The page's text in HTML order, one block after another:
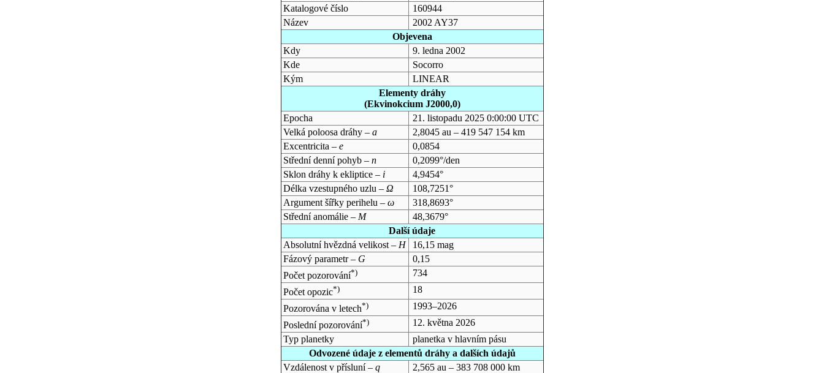
Katalogové číslo
160944
Název
2002 AY37
Objevena
Kdy
9. ledna 2002
Kde
Socorro
Kým
LINEAR
Elementy dráhy
(Ekvinokcium J2000,0)
Epocha
21. listopadu 2025 0:00:00 UTC
Velká poloosa dráhy – a
2,8045 au – 419 547 154 km
Excentricita – e
0,0854
Střední denní pohyb – n
0,2099°/den
Sklon dráhy k ekliptice – i
4,9454°
Délka vzestupného uzlu – Ω
108,7251°
Argument šířky perihelu – ω
318,8693°
Střední anomálie – M
48,3679°
Další údaje
Absolutní hvězdná velikost – H
16,15 mag
Fázový parametr – G
0,15
Počet pozorování*)
734
Počet opozic*)
18
Pozorována v letech*)
1993–2026
Poslední pozorování*)
12. května 2026
Typ planetky
planetka v hlavním pásu
Odvozené údaje z elementů dráhy a dalších údajů
Vzdálenost v přísluní – q
2,565 au – 383 708 000 km